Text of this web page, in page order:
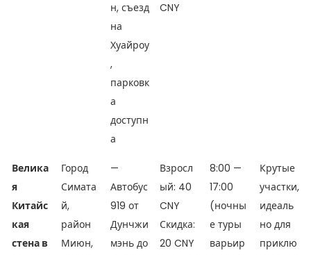
н, съезд
на
Хуайроу
,
парковк
а
доступн
а
CNY
Велика
я
Китайс
кая
стена в
Город
Симата
й,
район
Миюн,
—
Автобус
919 от
Дунчжи
мэнь до
Взросл
ый: 40
CNY
Скидка:
20 CNY
8:00 —
17:00
(ночны
е туры
варьир
Крутые
участки,
идеаль
но для
приклю